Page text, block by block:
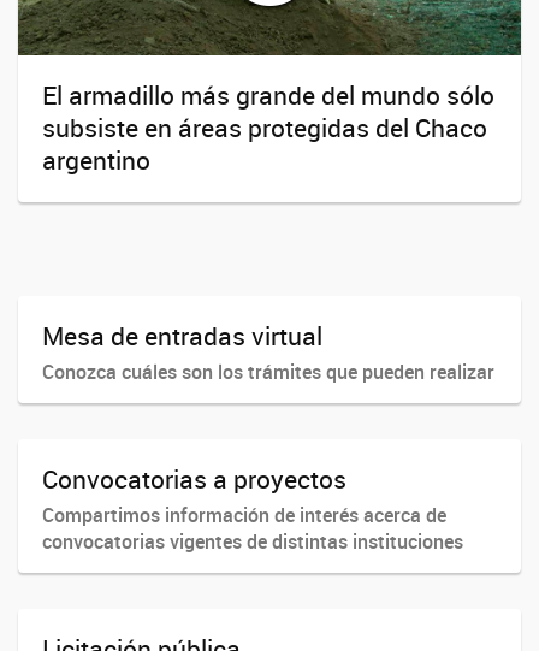
El armadillo más grande del mundo sólo
subsiste en áreas protegidas del Chaco
argentino
Mesa de entradas virtual
Conozca cuáles son los trámites que pueden realizar
Convocatorias a proyectos
Compartimos información de interés acerca de
convocatorias vigentes de distintas instituciones